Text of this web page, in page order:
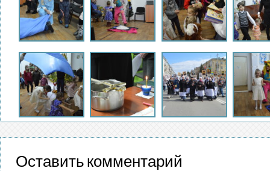
Оставить комментарий